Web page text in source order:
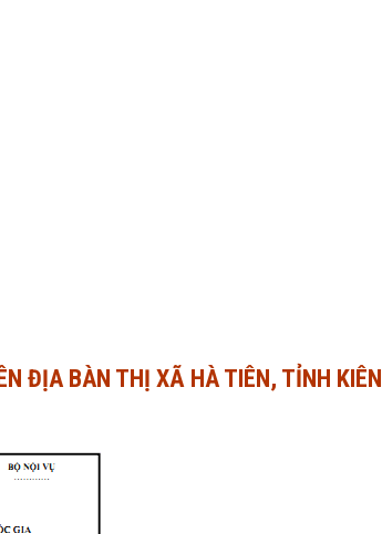
ĐỊA BÀN THỊ XÃ HÀ TIÊN, TỈNH KIÊN